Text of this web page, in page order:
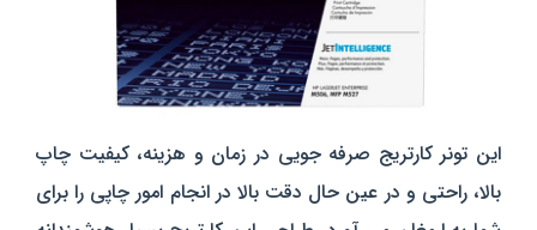
این تونر کارتریج صرفه جویی در زمان و هزینه، کیفیت چاپ
بالا، راحتی و در عین حال دقت بالا در انجام امور چاپی را برای